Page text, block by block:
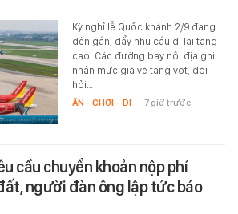
Kỳ nghỉ lễ Quốc khánh 2/9 đang
đến gần, đẩy nhu cầu đi lại tăng
cao. Các đường bay nội địa ghi
nhận mức giá vé tăng vọt, đòi
hỏi…
ĂN - CHƠI - ĐI - 7 giờ trước
cầu chuyển khoản nộp phí
người đàn ông lập tức báo